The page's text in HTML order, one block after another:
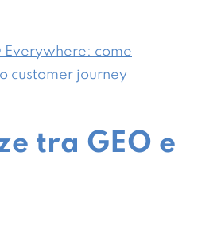
Everywhere: come
customer journey
tra GEO e